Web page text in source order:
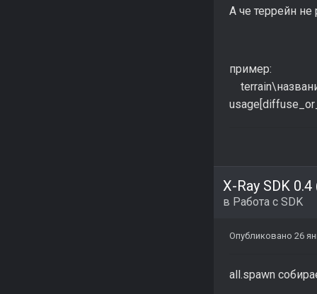
А че террейн не
пример:
X-Ray SDK 0.4
в Работа с SDK
Опубликовано 26
all.spawn